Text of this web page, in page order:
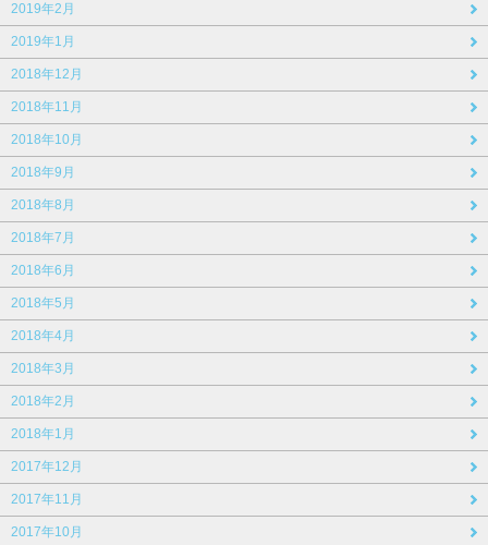
2019年2月
2019年1月
2018年12月
2018年11月
2018年10月
2018年9月
2018年8月
2018年7月
2018年6月
2018年5月
2018年4月
2018年3月
2018年2月
2018年1月
2017年12月
2017年11月
2017年10月